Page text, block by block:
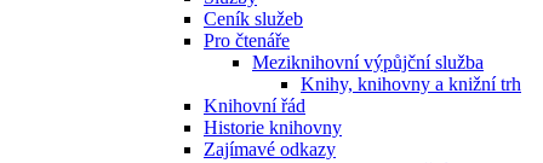
Ceník služeb
Pro čtenáře
Meziknihovní výpůjční služba
Knihy, knihovny a knižní trh
Knihovní řád
Historie knihovny
Zajímavé odkazy